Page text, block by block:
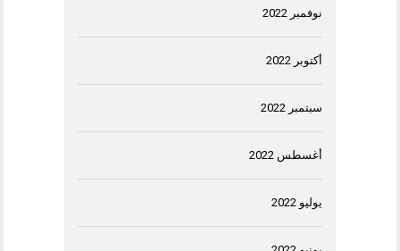
نوفمبر 2022
أكتوبر 2022
سبتمبر 2022
أغسطس 2022
يوليو 2022